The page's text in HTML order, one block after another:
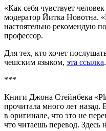
«Как себя чувствует
модератор Йитка Новотна.
настоятельно рекомендую
профессор.
Для тех, кто хочет
чешским языком, эта ссылка.
***
Книги Джона Стейнбека
прочитала много лет назад.
в оригинале, что это не
что читаешь перевод. Здесь